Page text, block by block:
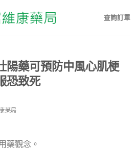
查詢訂單
陽藥可預防中風心肌梗
恐致死
藥局
藥觀念。